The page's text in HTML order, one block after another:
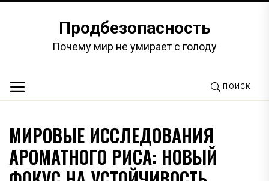
содержимомуПродбезопасность
Почему мир не умирает с голоду
ПОИСК
МИРОВЫЕ ИССЛЕДОВАНИЯ
АРОМАТНОГО РИСА: НОВЫЙ